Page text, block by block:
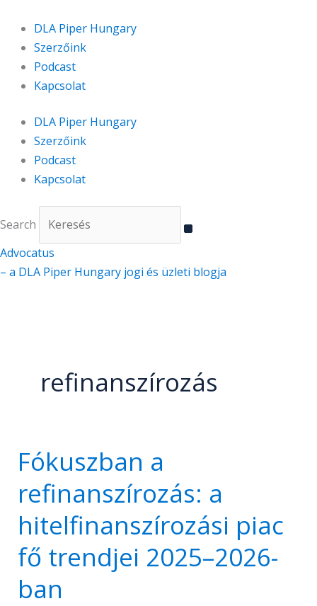
content
DLA Piper Hungary
Szerzőink
Podcast
Kapcsolat
DLA Piper Hungary
Szerzőink
Podcast
Kapcsolat
Search
Advocatus
– a DLA Piper Hungary jogi és üzleti blogja
refinanszírozás
Fókuszban a
refinanszírozás: a
hitelfinanszírozási piac
fő trendjei 2025–2026-
ban
Fókuszban
a
refinanszírozás:
hitelfinanszírozási
piac
fő
trendjei